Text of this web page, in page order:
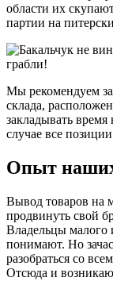
области их
партии на
Мы рекомендуем
склада,
закладывать
случае все
Опыт
Вывод товаров на
продвинуть свой
Владельцы малого
понимают. Но
разобраться со
Отсюда и